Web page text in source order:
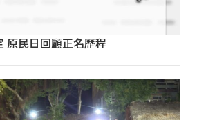
原民日回顧正名歷程